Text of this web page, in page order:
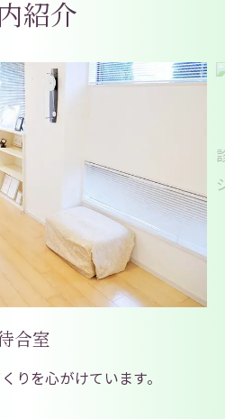
紹介
合室
りを心がけています。